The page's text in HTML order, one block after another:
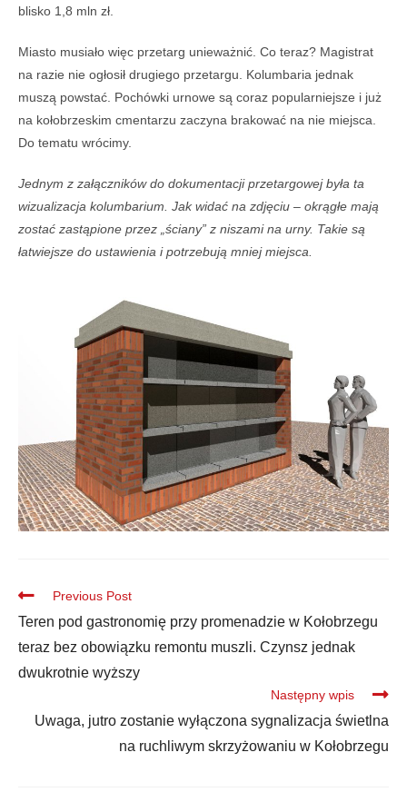
blisko 1,8 mln zł.
Miasto musiało więc przetarg unieważnić. Co teraz? Magistrat
na razie nie ogłosił drugiego przetargu. Kolumbaria jednak
muszą powstać. Pochówki urnowe są coraz popularniejsze i już
na kołobrzeskim cmentarzu zaczyna brakować na nie miejsca.
Do tematu wrócimy.
Jednym z załączników do dokumentacji przetargowej była ta
wizualizacja kolumbarium. Jak widać na zdjęciu – okrągłe mają
zostać zastąpione przez „ściany” z niszami na urny. Takie są
łatwiejsze do ustawienia i potrzebują mniej miejsca.
Previous Post
Teren pod gastronomię przy promenadzie w Kołobrzegu
teraz bez obowiązku remontu muszli. Czynsz jednak
dwukrotnie wyższy
Następny wpis
Uwaga, jutro zostanie wyłączona sygnalizacja świetlna
na ruchliwym skrzyżowaniu w Kołobrzegu